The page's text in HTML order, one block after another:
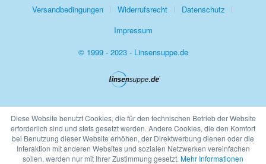
Versandbedingungen
Widerrufsrecht
Datenschutz
Impressum
© 1999 - 2023 - Linsensuppe.de
Diese Website benutzt Cookies, die für den technischen Betrieb der Website
erforderlich sind und stets gesetzt werden. Andere Cookies, die den Komfort
bei Benutzung dieser Website erhöhen, der Direktwerbung dienen oder die
Interaktion mit anderen Websites und sozialen Netzwerken vereinfachen
sollen, werden nur mit Ihrer Zustimmung gesetzt. Mehr Informationen